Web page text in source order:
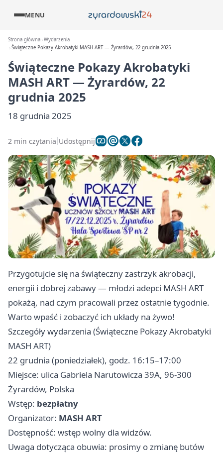
MENU
Strona główna Wydarzenia
Świąteczne Pokazy Akrobatyki MASH ART — Żyrardów, 22 grudnia 2025
Świąteczne Pokazy Akrobatyki
MASH ART — Żyrardów, 22
grudnia 2025
18 grudnia 2025
2 min czytania Udostępnij
Przygotujcie się na świąteczny zastrzyk akrobacji,
energii i dobrej zabawy — młodzi adepci MASH ART
pokażą, nad czym pracowali przez ostatnie tygodnie.
Warto wpaść i zobaczyć ich układy na żywo!
Szczegóły wydarzenia (Świąteczne Pokazy Akrobatyki
MASH ART)
22 grudnia (poniedziałek), godz. 16:15–17:00
Miejsce: ulica Gabriela Narutowicza 39A, 96-300
Żyrardów, Polska
Wstęp: bezpłatny
Organizator: MASH ART
Dostępność: wstęp wolny dla widzów.
Uwaga dotycząca obuwia: prosimy o zmianę butów